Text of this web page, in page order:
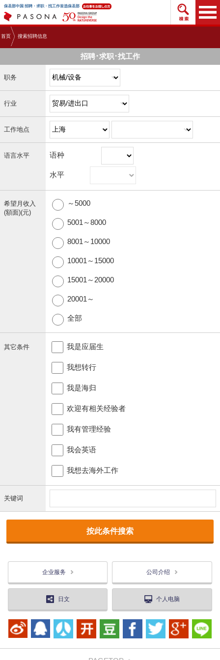
保圣那中国 招聘・求职・找工作首选保圣那 搜索
首页 搜索招聘信息
招聘･求职･找工作
职务
行业
工作地点
语言水平 语种
水平
希望月收入
(額面)(元)
～5000
5001～8000
8001～10000
10001～15000
15001～20000
20001～
全部
其它条件 我是应届生
我想转行
我是海归
欢迎有相关经验者
我有管理经验
我会英语
我想去海外工作
关键词
企业服务 公司介绍
日文 个人电脑